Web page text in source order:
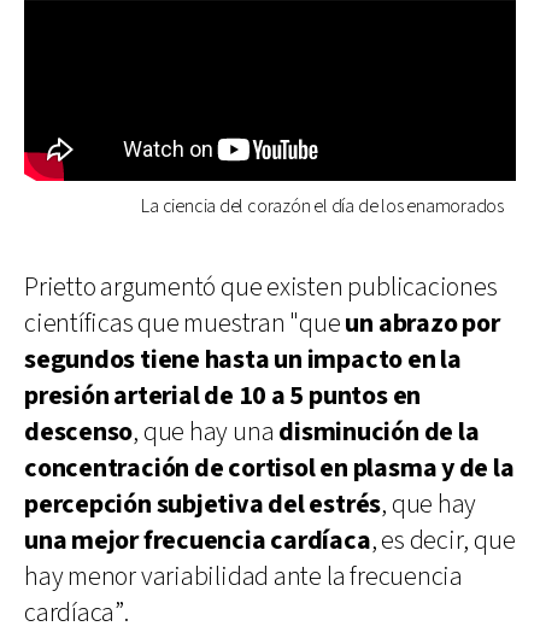
La ciencia del corazón el día de los enamorados
Prietto argumentó que existen publicaciones
científicas que muestran "queun abrazo por
segundos tiene hasta un impacto en la
presión arterial de 10 a 5 puntos en
descenso, que hay una disminución de la
concentración de cortisol en plasma y de la
percepción subjetiva del estrés, que hay
una mejor frecuencia cardíaca, es decir, que
hay menor variabilidad ante la frecuencia
cardíaca”.